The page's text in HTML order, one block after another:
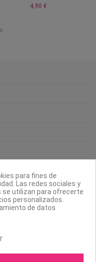
4,90 €
para fines de
Las redes sociales y
se utilizan para ofrecerte
personalizados.
de datos